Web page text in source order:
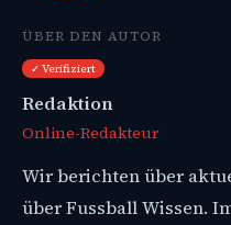
ÜBER DEN AUTOR
✓ Verifiziert
Redaktion
Online-Redakteur
Wir berichten über
über Fussball Wissen.